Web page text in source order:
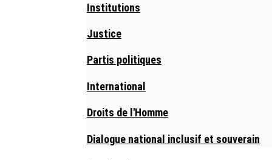
Institutions
Justice
Partis politiques
International
Droits de l'Homme
Dialogue national inclusif et souverain